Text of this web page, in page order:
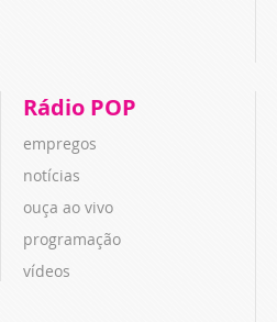
Rádio POP
empregos
notícias
ouça ao vivo
programação
vídeos